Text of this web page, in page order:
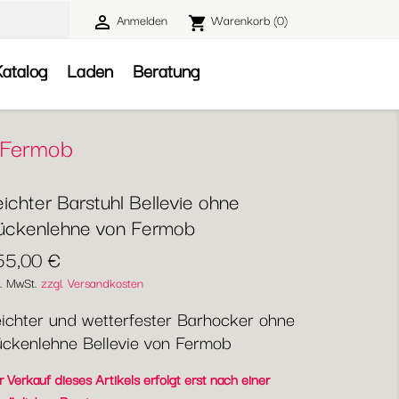
 Anmelden shopping_cart Warenkorb(0)
Laden Beratung
Barstuhl Bellevie ohne
von Fermob
€
MwSt. zzgl. Versandkosten
und wetterfester Barhocker ohne
Bellevie von Fermob
Verkauf dieses Artikels erfolgt erst nach einer